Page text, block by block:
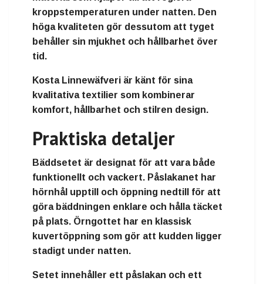
kroppstemperaturen under natten. Den
höga kvaliteten gör dessutom att tyget
behåller sin mjukhet och hållbarhet över
tid.
Kosta Linnewäfveri är känt för sina
kvalitativa textilier som kombinerar
komfort, hållbarhet och stilren design.
Praktiska detaljer
Bäddsetet är designat för att vara både
funktionellt och vackert. Påslakanet har
hörnhål upptill och öppning nedtill för att
göra bäddningen enklare och hålla täcket
på plats. Örngottet har en klassisk
kuvertöppning som gör att kudden ligger
stadigt under natten.
Setet innehåller ett påslakan och ett